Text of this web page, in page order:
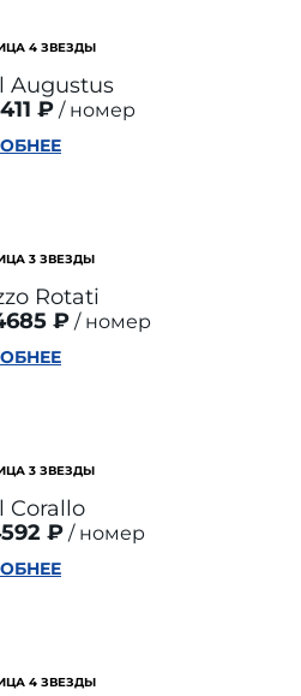
4 ЗВЕЗДЫ
Augustus
₽
номер
3 ЗВЕЗДЫ
Rotati
₽
номер
3 ЗВЕЗДЫ
Corallo
₽
номер
4 ЗВЕЗДЫ